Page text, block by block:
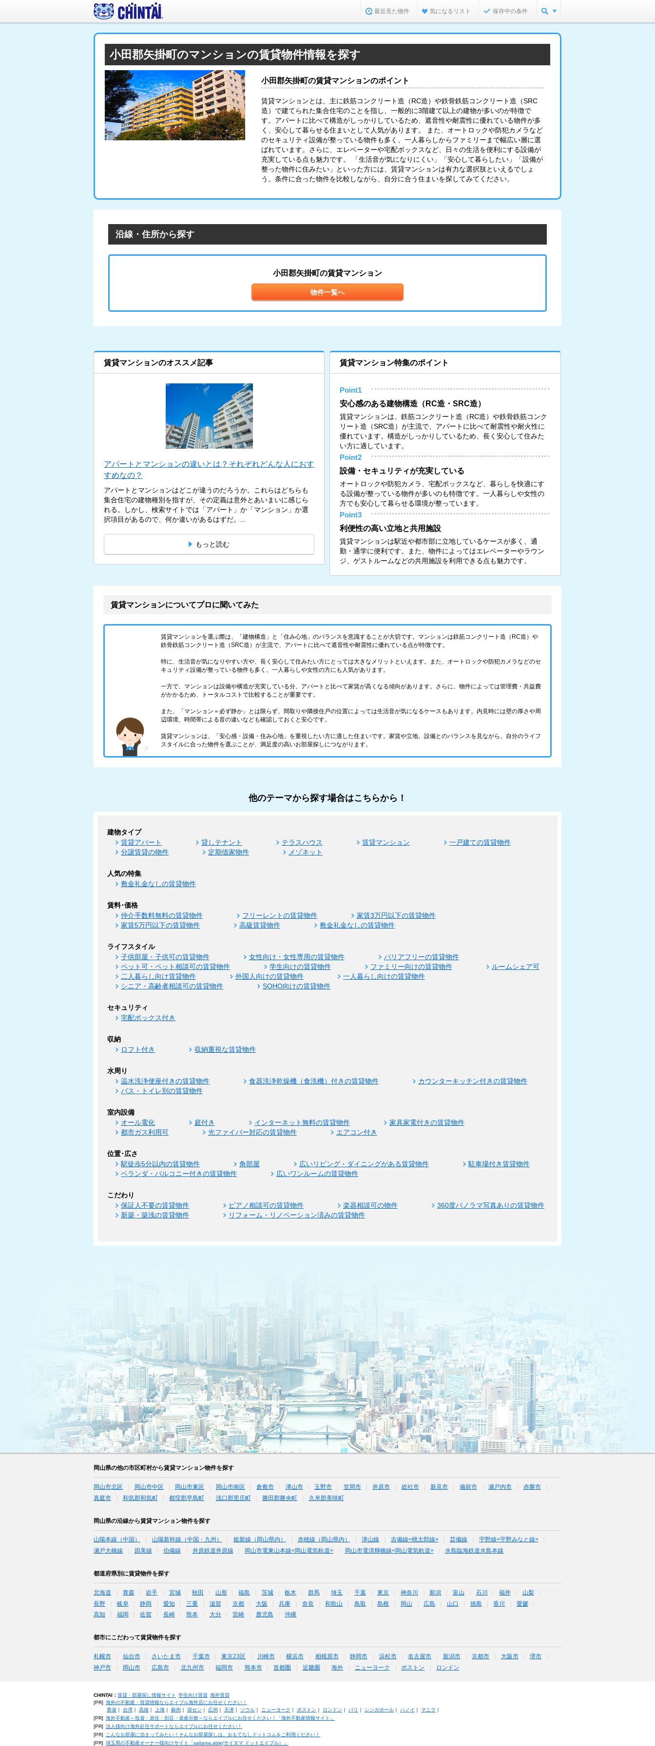
最近見た物件 気になるリスト 保存中の条件
小田郡矢掛町のマンションの賃貸物件情報を探す
小田郡矢掛町の賃貸マンションのポイント
賃貸マンションとは、主に鉄筋コンクリート造（RC造）や鉄骨鉄筋コンクリート造（SRC
造）で建てられた集合住宅のことを指し、一般的に3階建て以上の建物が多いのが特徴で
す。アパートに比べて構造がしっかりしているため、遮音性や耐震性に優れている物件が多
く、安心して暮らせる住まいとして人気があります。 また、オートロックや防犯カメラなど
のセキュリティ設備が整っている物件も多く、一人暮らしからファミリーまで幅広い層に選
ばれています。さらに、エレベーターや宅配ボックスなど、日々の生活を便利にする設備が
充実している点も魅力です。 「生活音が気になりにくい」「安心して暮らしたい」「設備が
整った物件に住みたい」といった方には、賃貸マンションは有力な選択肢といえるでしょ
う。条件に合った物件を比較しながら、自分に合う住まいを探してみてください。
沿線・住所から探す
小田郡矢掛町の賃貸マンション
物件一覧へ
賃貸マンションのオススメ記事
アパートとマンションの違いとは？それぞれどんな人におす
すめなの？
アパートとマンションはどこが違うのだろうか。これらはどちらも
集合住宅の建物種別を指すが、その定義は意外とあいまいに感じら
れる。しかし、検索サイトでは「アパート」か「マンション」か選
択項目があるので、何か違いがあるはずだ。...
もっと読む
賃貸マンション特集のポイント
Point1
安心感のある建物構造（RC造・SRC造）
賃貸マンションは、鉄筋コンクリート造（RC造）や鉄骨鉄筋コンク
リート造（SRC造）が主流で、アパートに比べて耐震性や耐火性に
優れています。構造がしっかりしているため、長く安心して住みた
い方に適しています。
Point2
設備・セキュリティが充実している
オートロックや防犯カメラ、宅配ボックスなど、暮らしを快適にす
る設備が整っている物件が多いのも特徴です。一人暮らしや女性の
方でも安心して暮らせる環境が整っています。
Point3
利便性の高い立地と共用施設
賃貸マンションは駅近や都市部に立地しているケースが多く、通
勤・通学に便利です。また、物件によってはエレベーターやラウン
ジ、ゲストルームなどの共用施設を利用できる点も魅力です。
賃貸マンションについてプロに聞いてみた
賃貸マンションを選ぶ際は、「建物構造」と「住み心地」のバランスを意識することが大切です。マンションは鉄筋コンクリート造（RC造）や
鉄骨鉄筋コンクリート造（SRC造）が主流で、アパートに比べて遮音性や耐震性に優れている点が特徴です。
特に、生活音が気になりやすい方や、長く安心して住みたい方にとっては大きなメリットといえます。また、オートロックや防犯カメラなどのセ
キュリティ設備が整っている物件も多く、一人暮らしや女性の方にも人気があります。
一方で、マンションは設備や構造が充実している分、アパートと比べて家賃が高くなる傾向があります。さらに、物件によっては管理費・共益費
がかかるため、トータルコストで比較することが重要です。
また、「マンション＝必ず静か」とは限らず、間取りや隣接住戸の位置によっては生活音が気になるケースもあります。内見時には壁の厚さや周
辺環境、時間帯による音の違いなども確認しておくと安心です。
賃貸マンションは、「安心感・設備・住み心地」を重視したい方に適した住まいです。家賃や立地、設備とのバランスを見ながら、自分のライフ
スタイルに合った物件を選ぶことが、満足度の高いお部屋探しにつながります。
他のテーマから探す場合はこちらから！
建物タイプ
賃貸アパート 貸しテナント テラスハウス 賃貸マンション
一戸建ての賃貸物件
分譲賃貸の物件
定期借家物件 メゾネット
人気の特集
敷金礼金なしの賃貸物件
賃料･価格
仲介手数料無料の賃貸物件 フリーレントの賃貸物件
家賃3万円以下の賃貸物件
家賃5万円以下の賃貸物件
高級賃貸物件 敷金礼金なしの賃貸物件
ライフスタイル
子供部屋・子供可の賃貸物件 女性向け・女性専用の賃貸物件
バリアフリーの賃貸物件
ペット可・ペット相談可の賃貸物件
学生向けの賃貸物件 ファミリー向けの賃貸物件
ルームシェア可
二人暮らし向け賃貸物件
外国人向けの賃貸物件
一人暮らし向けの賃貸物件
シニア・高齢者相談可の賃貸物件
SOHO向けの賃貸物件
セキュリティ
宅配ボックス付き
収納
ロフト付き 収納重視な賃貸物件
水周り
温水洗浄便座付きの賃貸物件 食器洗浄乾燥機（食洗機）付きの賃貸物件
カウンターキッチン付きの賃貸物件
バス・トイレ別の賃貸物件
室内設備
オール電化 庭付き インターネット無料の賃貸物件
家具家電付きの賃貸物件
都市ガス利用可
光ファイバー対応の賃貸物件 エアコン付き
位置･広さ
駅徒歩5分以内の賃貸物件 角部屋 広いリビング・ダイニングがある賃貸物件
駐車場付き賃貸物件
ベランダ・バルコニー付きの賃貸物件
広いワンルームの賃貸物件
こだわり
保証人不要の賃貸物件 ピアノ相談可の賃貸物件 楽器相談可の物件
360度パノラマ写真ありの賃貸物件
新築・築浅の賃貸物件
リフォーム・リノベーション済みの賃貸物件
岡山県の他の市区町村から賃貸マンション物件を探す
岡山市北区 岡山市中区 岡山市東区 岡山市南区 倉敷市 津山市 玉野市 笠岡市 井原市 総社市 新見市 備前市 瀬戸内市
赤磐市
真庭市
和気郡和気町 都窪郡早島町 浅口郡里庄町 勝田郡勝央町 久米郡美咲町
岡山県の沿線から賃貸マンション物件を探す
山陽本線（中国） 山陽新幹線（中国・九州） 姫新線（岡山県内） 赤穂線（岡山県内） 津山線 吉備線<桃太郎線> 芸備線
宇野線<宇野みなと線>
瀬戸大橋線
因美線 伯備線 井原鉄道井原線 岡山市電東山本線<岡山電気軌道> 岡山市電清輝橋線<岡山電気軌道> 水島臨海鉄道水島本線
都道府県別に賃貸物件を探す
北海道 青森 岩手 宮城 秋田 山形 福島 茨城 栃木 群馬 埼玉 千葉 東京 神奈川 新潟 富山 石川 福井
山梨
長野
岐阜 静岡 愛知 三重 滋賀 京都 大阪 兵庫 奈良 和歌山 鳥取 島根 岡山 広島 山口 徳島 香川
愛媛
高知
福岡 佐賀 長崎 熊本 大分 宮崎 鹿児島 沖縄
都市にこだわって賃貸物件を探す
札幌市 仙台市 さいたま市 千葉市 東京23区 川崎市 横浜市 相模原市 静岡市 浜松市 名古屋市 新潟市 京都市 大阪市
堺市
神戸市
岡山市 広島市 北九州市 福岡市 熊本市 首都圏 近畿圏 海外 ニューヨーク ボストン ロンドン
CHINTAI： 賃貸・部屋探し情報サイト 学生向け賃貸 海外賃貸
[PR] 海外の不動産・賃貸情報ならエイブル海外店にお任せください！
香港｜ 台湾｜ 高雄｜ 上海｜ 蘇州 ｜ 深セン ｜ 広州 ｜ 天津｜ ソウル｜ ニューヨーク ｜ ボストン ｜ ロンドン ｜ パリ ｜ シンガポール｜ ハノイ ｜ マニラ ｜
[PR] 海外不動産～投資・居住・別荘・資産分散～ならエイブルにお任せください！「海外不動産情報サイト」
[PR] 法人様向け海外赴任サポートならエイブルにお任せください！
[PR]
こんなお部屋に泊まってみたい！そんなお部屋探しは、おもてなしドットコムをご利用ください！
[PR] 埼玉県の不動産オーナー様向けサイト「saitama.able(サイタマ ドットエイブル）」